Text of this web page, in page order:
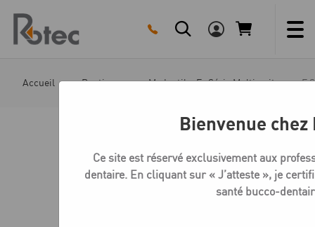
content
Accueil Boutique Medentika E- Série Multi unit E
Bienvenue chez
Ce site est réservé exclusivement aux
dentaire. En cliquant sur « J’atteste », je
santé bucco-